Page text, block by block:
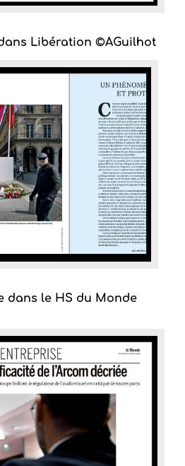
Libération ©AGuilhot
dans le HS du Monde